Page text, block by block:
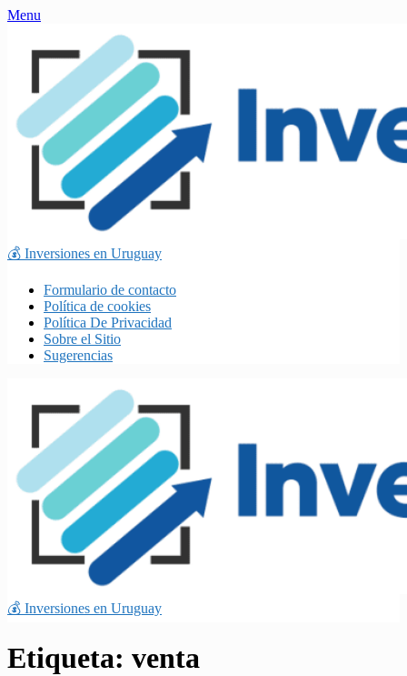
Skip
content
Menu
💰 Inversiones en Uruguay
Formulario de contacto
Política de cookies
Política De Privacidad
Sobre el Sitio
Sugerencias
💰 Inversiones en Uruguay
Etiqueta: venta